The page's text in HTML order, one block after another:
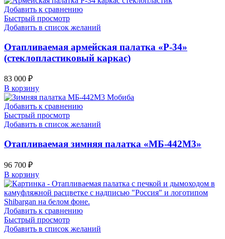
Добавить к сравнению
Быстрый просмотр
Добавить в список желаний
Отапливаемая армейская палатка «Р-34»
(стеклопластиковый каркас)
83 000 ₽
В корзину
Добавить к сравнению
Быстрый просмотр
Добавить в список желаний
Отапливаемая зимняя палатка «МБ-442М3»
96 700 ₽
В корзину
Добавить к сравнению
Быстрый просмотр
Добавить в список желаний